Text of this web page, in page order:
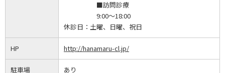
■訪問診療
9:00～18:00
休診日： 土曜、日曜、祝日
HP http://hanamaru-cl.jp/
駐車場 あり